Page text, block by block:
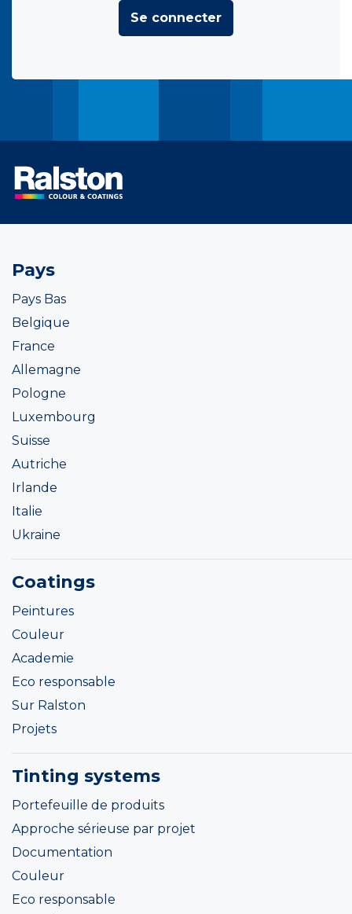
Se connecter
Pays
Pays Bas
Belgique
France
Allemagne
Pologne
Luxembourg
Suisse
Autriche
Irlande
Italie
Ukraine
Coatings
Peintures
Couleur
Academie
Eco responsable
Sur Ralston
Projets
Tinting systems
Portefeuille de produits
Approche sérieuse par projet
Documentation
Couleur
Eco responsable